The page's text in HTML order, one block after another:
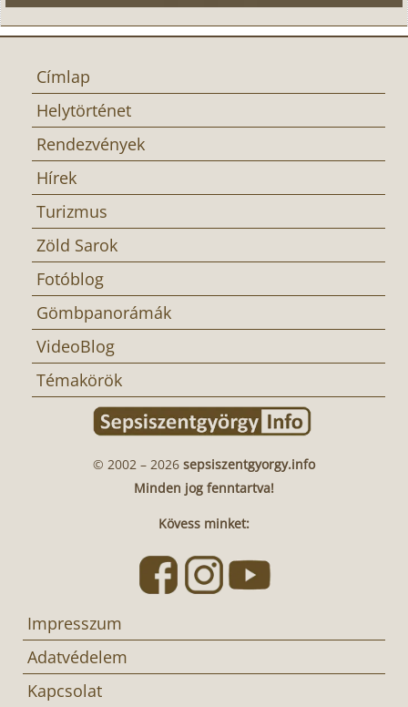
Címlap
Helytörténet
Rendezvények
Hírek
Turizmus
Zöld Sarok
Fotóblog
Gömbpanorámák
VideoBlog
Témakörök
© 2002 – 2026 sepsiszentgyorgy.info
Minden jog fenntartva!
Kövess minket:
Impresszum
Adatvédelem
Kapcsolat